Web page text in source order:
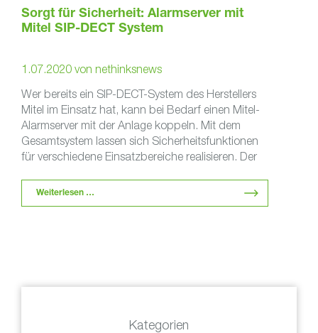
Sorgt für Sicherheit: Alarmserver mit
Mitel SIP-DECT System
1.07.2020 von nethinksnews
Wer bereits ein SIP-DECT-System des Herstellers
Mitel im Einsatz hat, kann bei Bedarf einen Mitel-
Alarmserver mit der Anlage koppeln. Mit dem
Gesamtsystem lassen sich Sicherheitsfunktionen
für verschiedene Einsatzbereiche realisieren. Der
Weiterlesen …
Kategorien